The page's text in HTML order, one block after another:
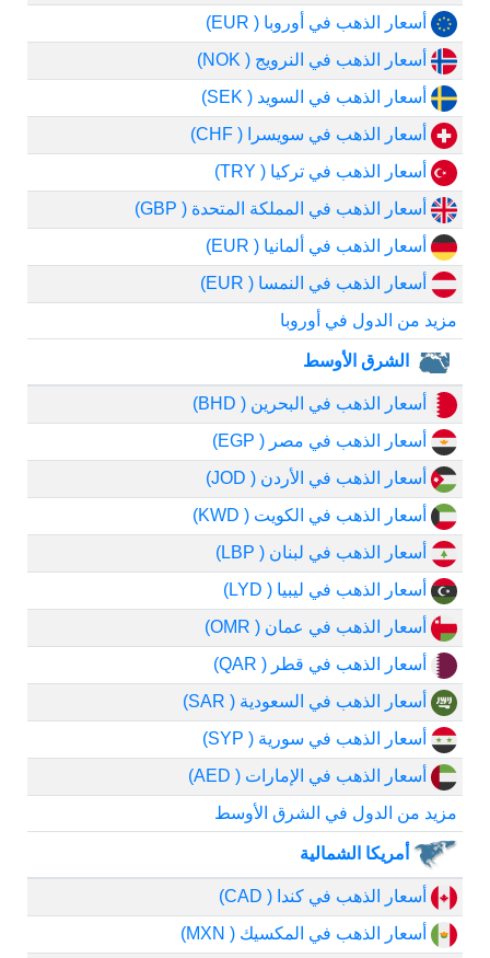
أسعار الذهب في أوروبا ( EUR)
أسعار الذهب في النرويج ( NOK)
أسعار الذهب في السويد ( SEK)
أسعار الذهب في سويسرا ( CHF)
أسعار الذهب في تركيا ( TRY)
أسعار الذهب في المملكة المتحدة ( GBP)
أسعار الذهب في ألمانيا ( EUR)
أسعار الذهب في النمسا ( EUR)
مزيد من الدول في أوروبا
الشرق الأوسط
أسعار الذهب في البحرين ( BHD)
أسعار الذهب في مصر ( EGP)
أسعار الذهب في الأردن ( JOD)
أسعار الذهب في الكويت ( KWD)
أسعار الذهب في لبنان ( LBP)
أسعار الذهب في ليبيا ( LYD)
أسعار الذهب في عمان ( OMR)
أسعار الذهب في قطر ( QAR)
أسعار الذهب في السعودية ( SAR)
أسعار الذهب في سورية ( SYP)
أسعار الذهب في الإمارات ( AED)
مزيد من الدول في الشرق الأوسط
أمريكا الشمالية
أسعار الذهب في كندا ( CAD)
أسعار الذهب في المكسيك ( MXN)